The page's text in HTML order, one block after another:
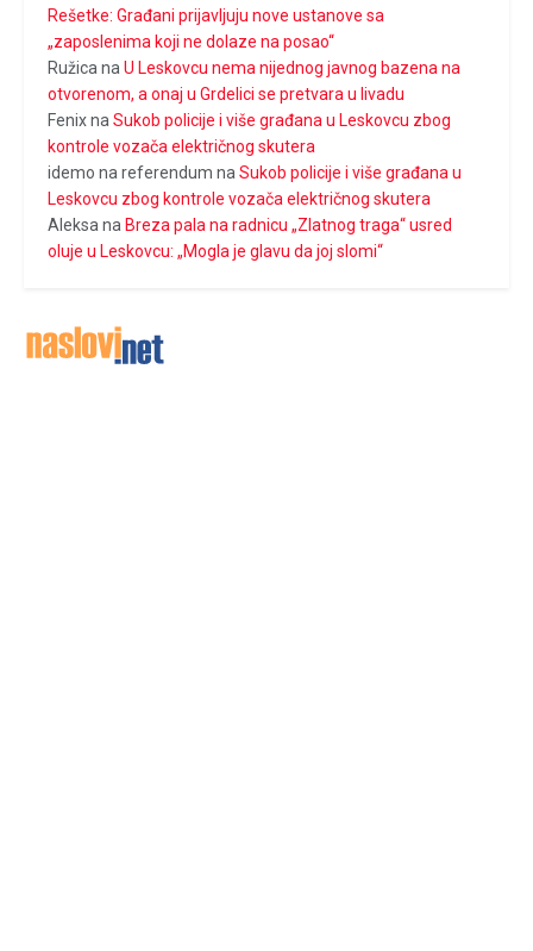
Rešetke: Građani prijavljuju nove ustanove sa
„zaposlenima koji ne dolaze na posao“
Ružica na U Leskovcu nema nijednog javnog bazena na
otvorenom, a onaj u Grdelici se pretvara u livadu
Fenixna Sukob policije i više građana u Leskovcu zbog
kontrole vozača električnog skutera
idemo na referendum na Sukob policije i više građana u
Leskovcu zbog kontrole vozača električnog skutera
Aleksa na Breza pala na radnicu „Zlatnog traga“ usred
oluje u Leskovcu: „Mogla je glavu da joj slomi“